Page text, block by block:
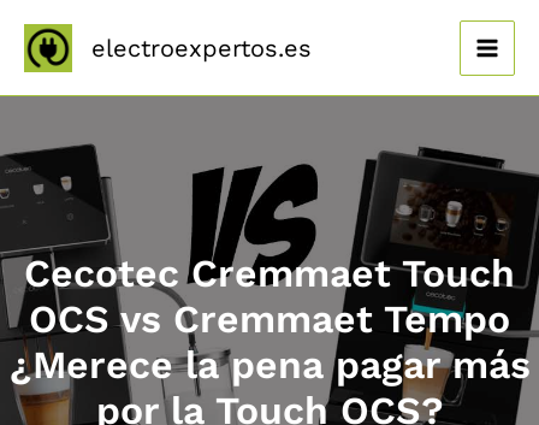
contenido
electroexpertos.es
Cecotec Cremmaet Touch
OCS vs Cremmaet Tempo
¿Merece la pena pagar más
por la Touch OCS?